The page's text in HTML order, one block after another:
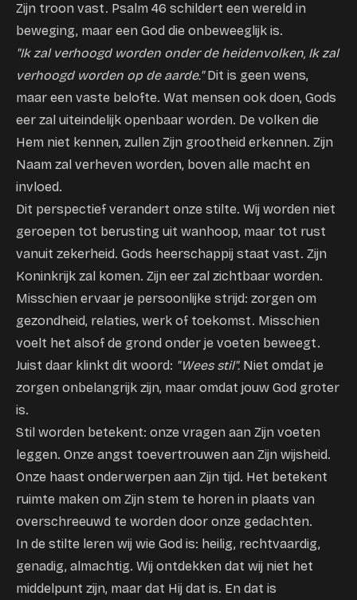
Zijn troon vast. Psalm 46 schildert een wereld in
beweging, maar een God die onbeweeglijk is.
"Ik zal verhoogd worden onder de heidenvolken, Ik zal
verhoogd worden op de aarde."Dit is geen wens,
maar een vaste belofte. Wat mensen ook doen, Gods
eer zal uiteindelijk openbaar worden. De volken die
Hem niet kennen, zullen Zijn grootheid erkennen. Zijn
Naam zal verheven worden, boven alle macht en
invloed.
Dit perspectief verandert onze stilte. Wij worden niet
geroepen tot berusting uit wanhoop, maar tot rust
vanuit zekerheid. Gods heerschappij staat vast. Zijn
Koninkrijk zal komen. Zijn eer zal zichtbaar worden.
Misschien ervaar je persoonlijke strijd: zorgen om
gezondheid, relaties, werk of toekomst. Misschien
voelt het alsof de grond onder je voeten beweegt.
Juist daar klinkt dit woord: "Wees stil". Niet omdat je
zorgen onbelangrijk zijn, maar omdat jouw God groter
is.
Stil worden betekent: onze vragen aan Zijn voeten
leggen. Onze angst toevertrouwen aan Zijn wijsheid.
Onze haast onderwerpen aan Zijn tijd. Het betekent
ruimte maken om Zijn stem te horen in plaats van
overschreeuwd te worden door onze gedachten.
In de stilte leren wij wie God is: heilig, rechtvaardig,
genadig, almachtig. Wij ontdekken dat wij niet het
middelpunt zijn, maar dat Hij dat is. En dat is